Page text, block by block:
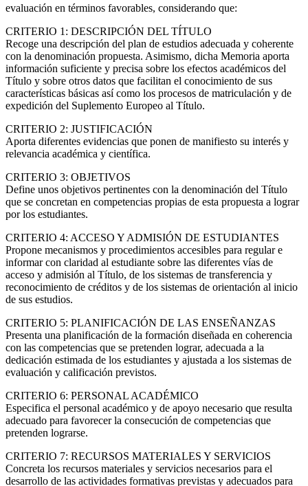
evaluación en términos favorables, considerando que:
CRITERIO 1: DESCRIPCIÓN DEL TÍTULO
Recoge una descripción del plan de estudios adecuada y coherente
con la denominación propuesta. Asimismo, dicha Memoria aporta
información suficiente y precisa sobre los efectos académicos del
Título y sobre otros datos que facilitan el conocimiento de sus
características básicas así como los procesos de matriculación y de
expedición del Suplemento Europeo al Título.
CRITERIO 2: JUSTIFICACIÓN
Aporta diferentes evidencias que ponen de manifiesto su interés y
relevancia académica y científica.
CRITERIO 3: OBJETIVOS
Define unos objetivos pertinentes con la denominación del Título
que se concretan en competencias propias de esta propuesta a lograr
por los estudiantes.
CRITERIO 4: ACCESO Y ADMISIÓN DE ESTUDIANTES
Propone mecanismos y procedimientos accesibles para regular e
informar con claridad al estudiante sobre las diferentes vías de
acceso y admisión al Título, de los sistemas de transferencia y
reconocimiento de créditos y de los sistemas de orientación al inicio
de sus estudios.
CRITERIO 5: PLANIFICACIÓN DE LAS ENSEÑANZAS
Presenta una planificación de la formación diseñada en coherencia
con las competencias que se pretenden lograr, adecuada a la
dedicación estimada de los estudiantes y ajustada a los sistemas de
evaluación y calificación previstos.
CRITERIO 6: PERSONAL ACADÉMICO
Especifica el personal académico y de apoyo necesario que resulta
adecuado para favorecer la consecución de competencias que
pretenden lograrse.
CRITERIO 7: RECURSOS MATERIALES Y SERVICIOS
Concreta los recursos materiales y servicios necesarios para el
desarrollo de las actividades formativas previstas y adecuados para